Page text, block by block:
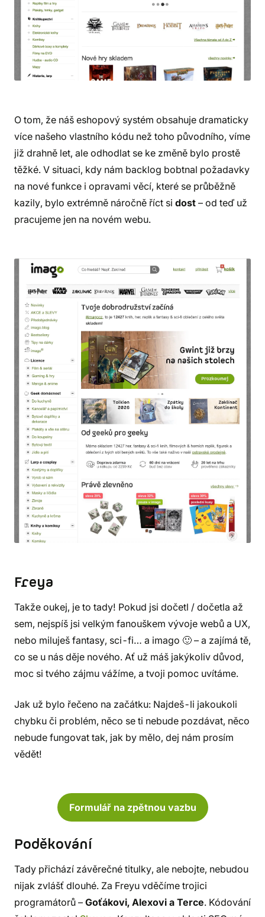
O tom, že náš eshopový systém obsahuje dramaticky
více našeho vlastního kódu než toho původního, víme
již drahně let, ale odhodlat se ke změně bylo prostě
těžké. V situaci, kdy nám backlog bobtnal požadavky
na nové funkce i opravami věcí, které se průběžně
kazily, bylo extrémně náročně říct si dost – od teď už
pracujeme jen na novém webu.
Freya
Takže oukej, je to tady! Pokud jsi dočetl / dočetla až
sem, nejspíš jsi velkým fanouškem vývoje webů a UX,
nebo miluješ fantasy, sci-fi… a imago 🙂 – a zajímá tě,
co se u nás děje nového. Ať už máš jakýkoliv důvod,
moc si tvého zájmu vážíme, a tvoji pomoc uvítáme.
Jak už bylo řečeno na začátku: Najdeš-li jakoukoli
chybku či problém, něco se ti nebude pozdávat, něco
nebude fungovat tak, jak by mělo, dej nám prosím
vědět!
Formulář na zpětnou vazbu
Poděkování
Tady přichází závěrečné titulky, ale nebojte, nebudou
nijak zvlášť dlouhé. Za Freyu vděčíme trojici
programátorů – Goťákovi, Alexovi a Terce. Kódování